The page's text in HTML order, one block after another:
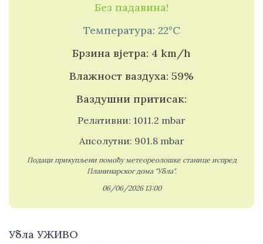
Без падавина!
Температура: 22°C
Брзина вјетра: 4 km/h
Влажност ваздуха: 59%
Ваздушни притисак:
Релативни: 1011.2 mbar
Апсолутни: 901.8 mbar
Подаци прикупљени помоћу метеореолошке станице испред
Планинарског дома "Убла".
06/06/2026 13:00
Убла УЖИВО